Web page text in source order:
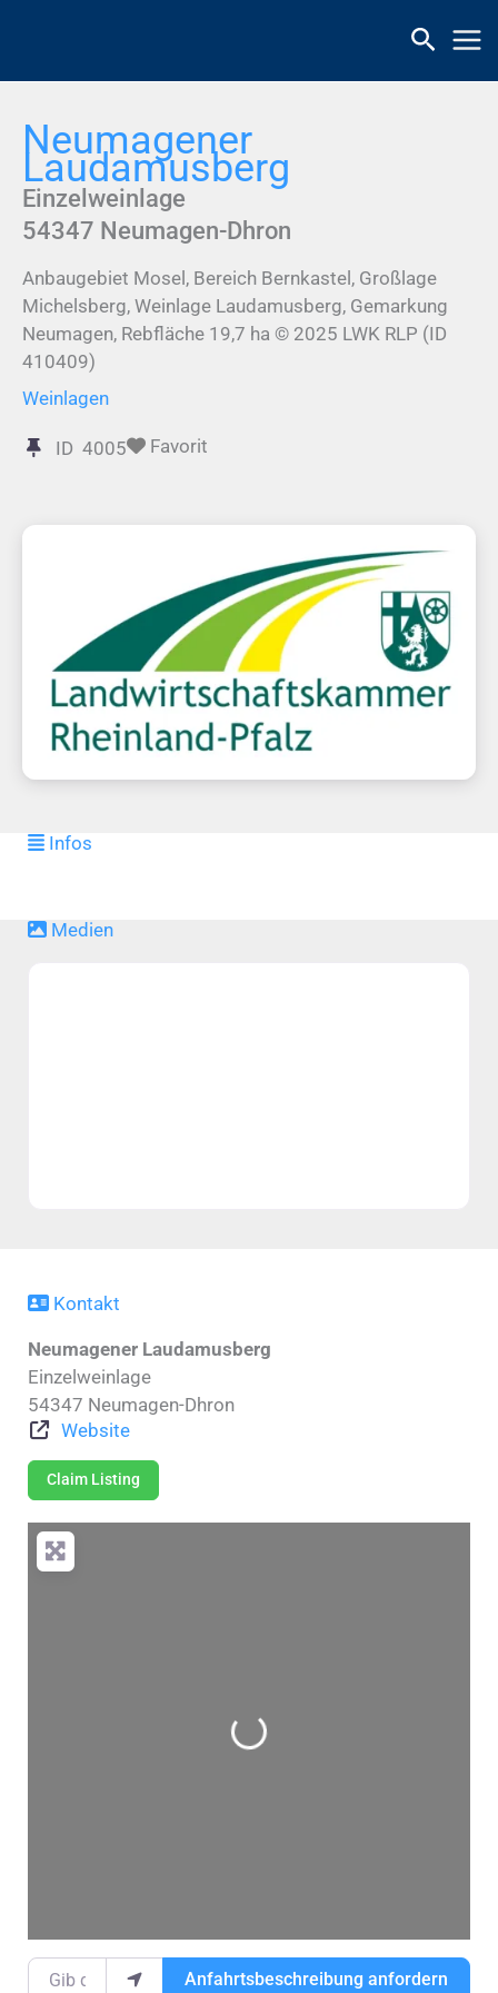
Neumagener
Laudamusberg
Einzelweinlage
54347 Neumagen-Dhron
Anbaugebiet Mosel, Bereich Bernkastel, Großlage
Michelsberg, Weinlage Laudamusberg, Gemarkung
Neumagen, Rebfläche 19,7 ha © 2025 LWK RLP (ID
410409)
Weinlagen
ID 4005 Favorit
Infos
Medien
Kontakt
Neumagener Laudamusberg
Einzelweinlage
54347 Neumagen-Dhron
Website
Claim Listing
Wird geladen …
Gib deinen Standort ein.
Anfahrtsbeschreibung anfordern